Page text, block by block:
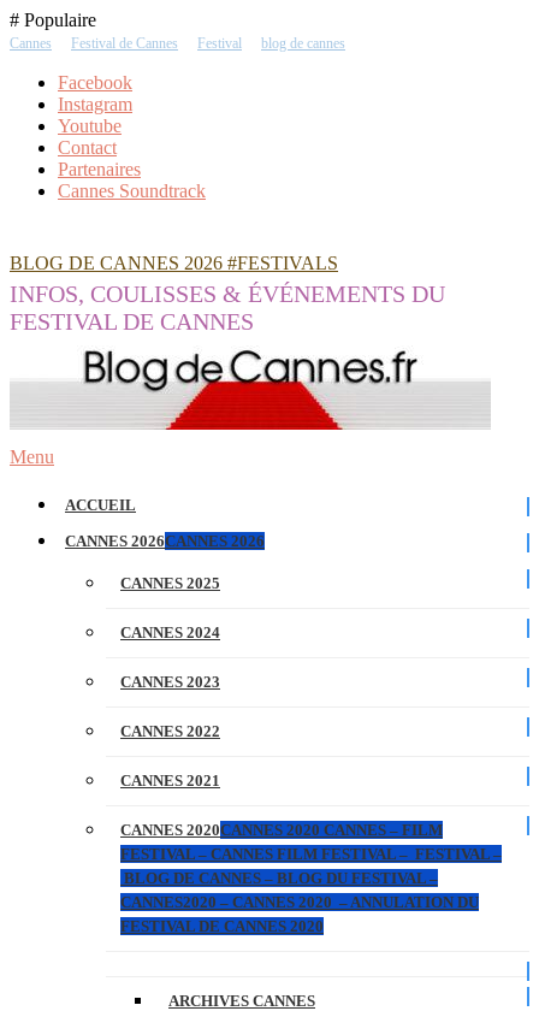
Skip
To
# Populaire
Cannes Festival de Cannes Festival blog de cannes
Facebook
Instagram
Youtube
Contact
Partenaires
Cannes Soundtrack
BLOG DE CANNES 2026 #FESTIVALS
INFOS, COULISSES & ÉVÉNEMENTS DU
FESTIVAL DE CANNES
Menu
ACCUEIL
CANNES 2026CANNES 2026
CANNES 2025
CANNES 2024
CANNES 2023
CANNES 2022
CANNES 2021
CANNES 2020CANNES 2020 CANNES – FILM
FESTIVAL – CANNES FILM FESTIVAL – FESTIVAL –
BLOG DE CANNES – BLOG DU FESTIVAL –
CANNES2020 – CANNES 2020 – ANNULATION DU
FESTIVAL DE CANNES 2020
ARCHIVES CANNES